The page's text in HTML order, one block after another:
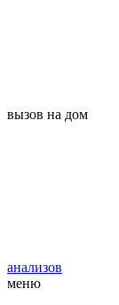
вызов на дом
анализов
меню